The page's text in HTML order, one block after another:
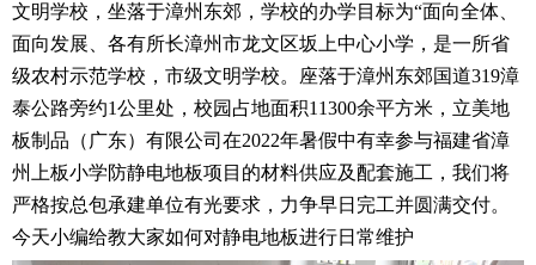
文明学校，坐落于漳州东郊，学校的办学目标为“面向全体、
面向发展、各有所长漳州市龙文区坂上中心小学，是一所省
级农村示范学校，市级文明学校。座落于漳州东郊国道319漳
泰公路旁约1公里处，校园占地面积11300余平方米，立美地
板制品（广东）有限公司在2022年暑假中有幸参与福建省漳
州上板小学防静电地板项目的材料供应及配套施工，我们将
严格按总包承建单位有光要求，力争早日完工并圆满交付。
今天小编给教大家如何对静电地板进行日常维护